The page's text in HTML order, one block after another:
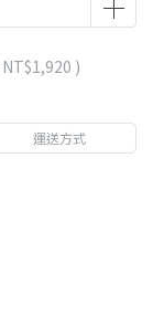
NT$1,920 )
運送方式